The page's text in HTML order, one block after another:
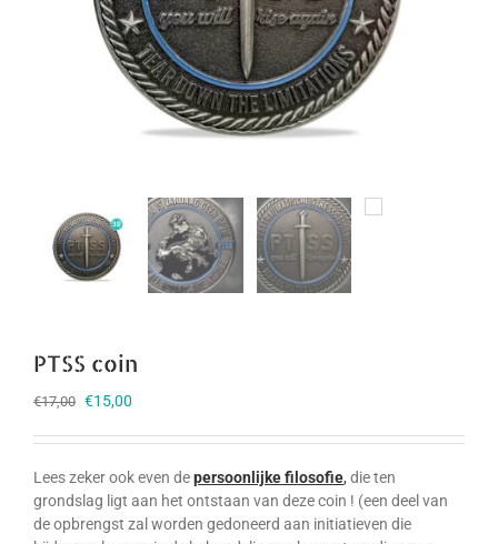
PTSS coin
€17,00 Oorspronkelijke
was:
€17,00.
€15,00
is:
€15,00.
Lees zeker ook even depersoonlijke filosofie, die ten
grondslag ligt aan het ontstaan van deze coin ! (een deel van
de opbrengst zal worden gedoneerd aan initiatieven die